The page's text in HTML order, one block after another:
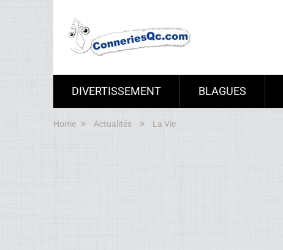
DIVERTISSEMENT BLAGUES
Home Actualités La Vie